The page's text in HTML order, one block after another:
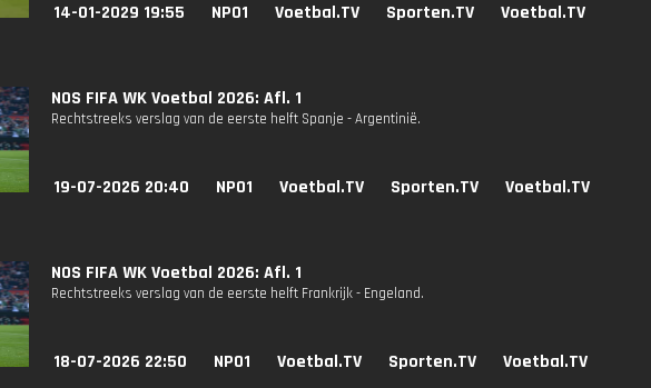
14-01-2029 19:55 NPO1 Voetbal.TV Sporten.TV Voetbal.TV
NOS FIFA WK Voetbal 2026: Afl. 1
Rechtstreeks verslag van de eerste helft Spanje - Argentinië.
19-07-2026 20:40 NPO1 Voetbal.TV Sporten.TV Voetbal.TV
NOS FIFA WK Voetbal 2026: Afl. 1
Rechtstreeks verslag van de eerste helft Frankrijk - Engeland.
18-07-2026 22:50 NPO1 Voetbal.TV Sporten.TV Voetbal.TV